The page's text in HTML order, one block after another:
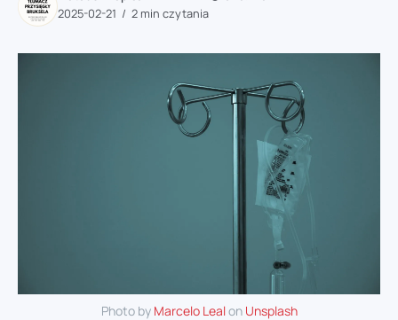
2025-02-21
2 min czytania
Photo by Marcelo Lealon Unsplash